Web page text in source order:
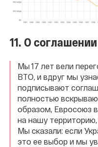
11. О
Мы 17 лет вели
ВТО, и вдруг мы
подписывают
полностью
образом, Евросоюз
на нашу территорию,
Мы сказали: если
это ее выбор и мы